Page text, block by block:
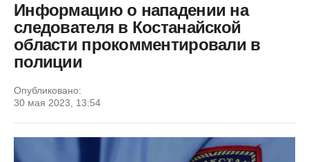
Информацию о нападении на
следователя в Костанайской
области прокомментировали в
полиции
Опубликовано:
30 мая 2023, 13:54